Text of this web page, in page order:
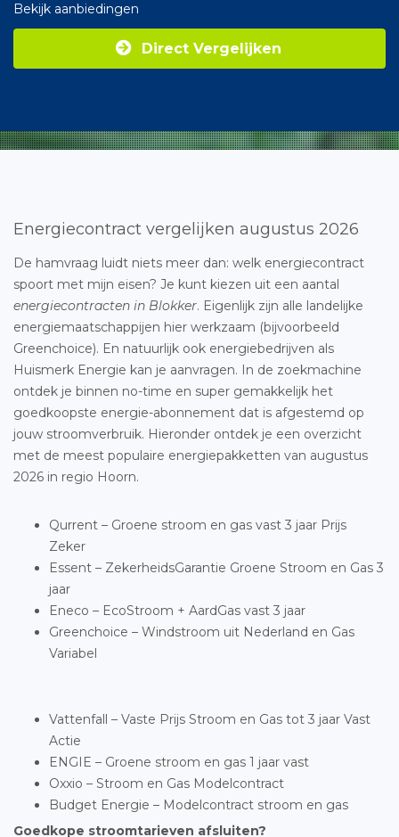
Bekijk aanbiedingen
Direct Vergelijken
Energiecontract vergelijken augustus 2026
De hamvraag luidt niets meer dan: welk energiecontract
spoort met mijn eisen? Je kunt kiezen uit een aantal
energiecontracten in Blokker. Eigenlijk zijn alle landelijke
energiemaatschappijen hier werkzaam (bijvoorbeeld
Greenchoice). En natuurlijk ook energiebedrijven als
Huismerk Energie kan je aanvragen. In de zoekmachine
ontdek je binnen no-time en super gemakkelijk het
goedkoopste energie-abonnement dat is afgestemd op
jouw stroomverbruik. Hieronder ontdek je een overzicht
met de meest populaire energiepakketten van augustus
2026 in regio Hoorn.
Qurrent – Groene stroom en gas vast 3 jaar Prijs
Zeker
Essent – ZekerheidsGarantie Groene Stroom en Gas 3
jaar
Eneco – EcoStroom + AardGas vast 3 jaar
Greenchoice – Windstroom uit Nederland en Gas
Variabel
Vattenfall – Vaste Prijs Stroom en Gas tot 3 jaar Vast
Actie
ENGIE – Groene stroom en gas 1 jaar vast
Oxxio – Stroom en Gas Modelcontract
Budget Energie – Modelcontract stroom en gas
Goedkope stroomtarieven afsluiten?